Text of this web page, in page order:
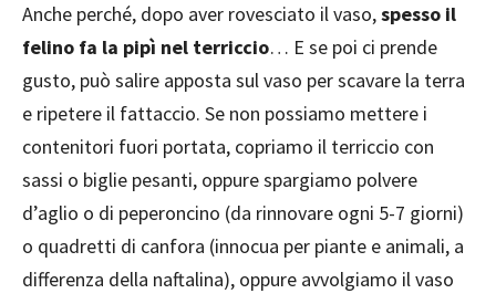
Anche perché, dopo aver rovesciato il vaso,spesso il
felino fa la pipì nel terriccio… E se poi ci prende
gusto, può salire apposta sul vaso per scavare la terra
e ripetere il fattaccio. Se non possiamo mettere i
contenitori fuori portata, copriamo il terriccio con
sassi o biglie pesanti, oppure spargiamo polvere
d’aglio o di peperoncino (da rinnovare ogni 5-7 giorni)
o quadretti di canfora (innocua per piante e animali, a
differenza della naftalina), oppure avvolgiamo il vaso